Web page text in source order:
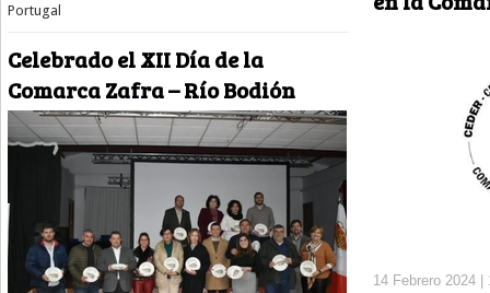
Portugal
Celebrado el XII Día de la
Comarca Zafra – Río Bodión
14 Febrero 2024 |